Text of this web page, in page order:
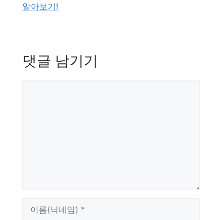
알아보기!
댓글 남기기